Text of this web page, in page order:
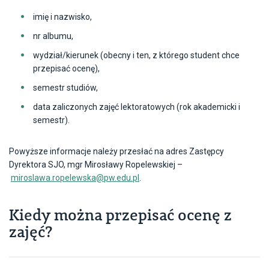
przeliczana wg poniższego schematu.
Konwersja ocen zagranicznych na
polskie
imię i nazwisko,
nr albumu,
wydział/kierunek (obecny i ten, z którego student chce
przepisać ocenę),
semestr studiów,
data zaliczonych zajęć lektoratowych (rok akademicki i
semestr).
Powyższe informacje należy przesłać na adres Zastępcy
Dyrektora SJO, mgr Mirosławy Ropelewskiej –
miroslawa.ropelewska@pw.edu.pl
Kiedy można przepisać ocenę z
zajęć?